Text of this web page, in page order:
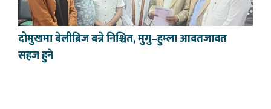
दोमुखमा बेलीब्रिज बन्ने निश्चित, मुगु–हुम्ला आवतजावत
सहज हुने